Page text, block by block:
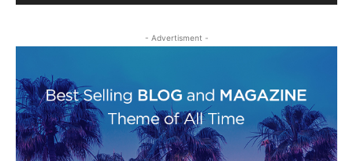
- Advertisment -